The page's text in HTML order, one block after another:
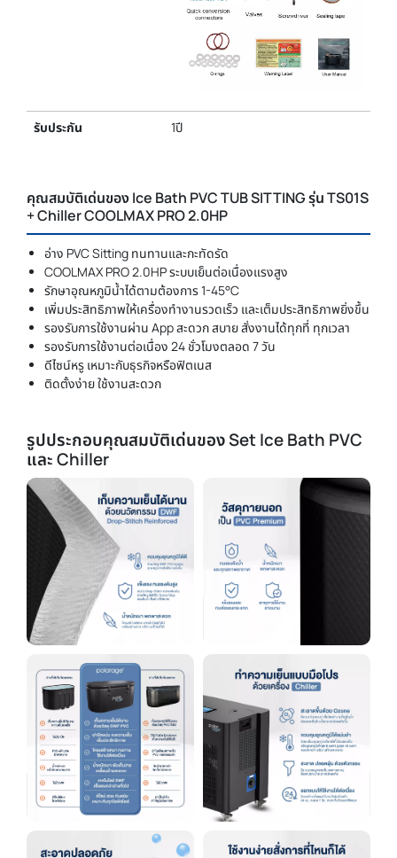
รับประกัน 1ปี
คุณสมบัติเด่นของ Ice Bath PVC TUB SITTING รุ่น TS01S
+ Chiller COOLMAX PRO 2.0HP
อ่าง PVC Sitting ทนทานและกะทัดรัด
COOLMAX PRO 2.0HP ระบบเย็นต่อเนื่องแรงสูง
รักษาอุณหภูมิน้ำได้ตามต้องการ 1-45°C
เพิ่มประสิทธิภาพให้เครื่องทำงานรวดเร็ว และเต็มประสิทธิภาพยิ่งขึ้น
รองรับการใช้งานผ่าน App สะดวก สบาย สั่งงานได้ทุกที่ ทุกเวลา
รองรับการใช้งานต่อเนื่อง 24 ชั่วโมงตลอด 7 วัน
ดีไซน์หรู เหมาะกับธุรกิจหรือฟิตเนส
ติดตั้งง่าย ใช้งานสะดวก
รูปประกอบคุณสมบัติเด่นของ Set Ice Bath PVC
และ Chiller